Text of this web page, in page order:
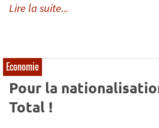
Lire la suite...
Economie
Pour la
Total !